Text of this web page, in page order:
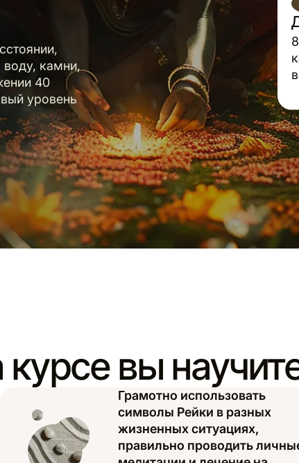
камни,
40
уровень
вы
Грамотно использовать
символы Рейки в разных
жизненных ситуациях,
правильно проводить